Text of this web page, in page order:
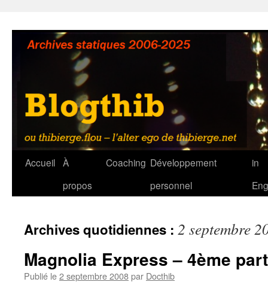
contenu
Accueil À
propos
Coaching Développement
personnel
in
Archives quotidiennes : 2 septembre
Magnolia Express – 4ème
Publié le2 septembre 2008par Docthib